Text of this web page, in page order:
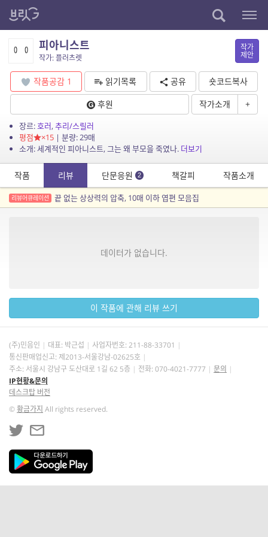
피아니스트
작가: 플러츠렛
작가
제안
작품공감 1 읽기목록 공유
숏코드복사
후원
작가소개 +
장르:호러,추리/스릴러
평점
×15| 분량: 29매
소개: 세계적인 피아니스트, 그는 왜 부모을 죽였나. 더보기
작품 리뷰 단문응원 2 책갈피 작품소개
리뷰어큐레이션 끝 없는 상상력의 압축, 10매 이하 엽편 모음집
데이터가 없습니다.
이 작품에 관해 리뷰 쓰기
(주)민음인 대표: 박근섭 사업자번호: 211-88-33701
통신판매업신고: 제2013-서울강남-02625호
주소: 서울시 강남구 도산대로 1길 62 5층
전화: 070-4021-7777
문의
IP현황&문의
데스크탑 버전
©황금가지 All rights reserved.